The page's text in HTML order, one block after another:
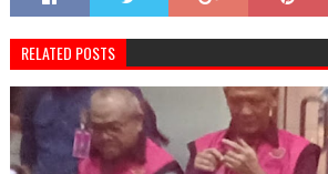
RELATED POSTS